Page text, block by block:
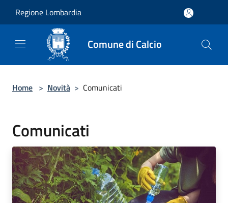
Regione Lombardia
Comune di Calcio
Home > Novità > Comunicati
Comunicati